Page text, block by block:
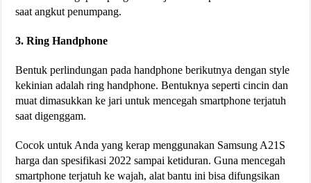
saat angkut penumpang.
3. Ring Handphone
Bentuk perlindungan pada handphone berikutnya dengan style
kekinian adalah ring handphone. Bentuknya seperti cincin dan
muat dimasukkan ke jari untuk mencegah smartphone terjatuh
saat digenggam.
Cocok untuk Anda yang kerap menggunakan Samsung A21S
harga dan spesifikasi 2022 sampai ketiduran. Guna mencegah
smartphone terjatuh ke wajah, alat bantu ini bisa difungsikan